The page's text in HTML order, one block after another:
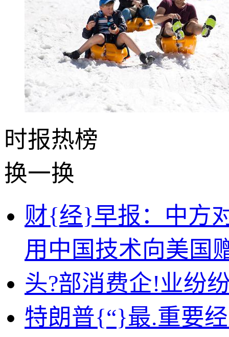
时报热榜
换一换
财{经}早报：中方
用中国技术向美国
头?部消费企!业纷
特朗普{“}最.重要